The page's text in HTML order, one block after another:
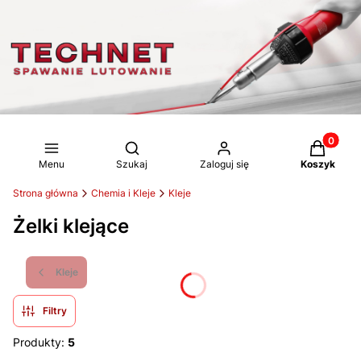
Menu
Otwórz wyszukiwarkę
Szukaj Zaloguj się Koszyk
Strona główna Chemia i Kleje Kleje
Żelki klejące
Kleje
Filtry
Produkty: 5